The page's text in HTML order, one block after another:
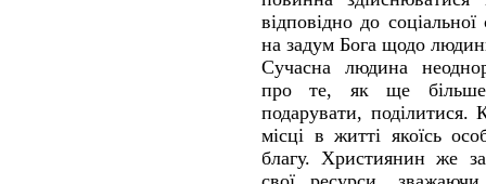
відповідно до
на задум Бога щодо
Сучасна людина
про те, як ще більше
подарувати,
місці в житті якоїсь
благу. Християнин же